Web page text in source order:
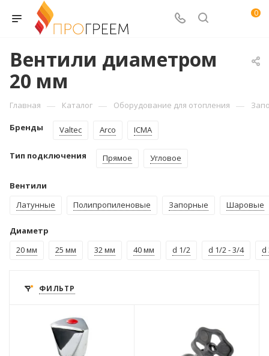
0
Вентили диаметром
20 мм
Главная — Каталог — Оборудование для отопления —
Бренды Valtec Arco ICMA
Тип подключения Прямое Угловое
Вентили
Латунные
Полипропиленовые Запорные Шаровые
Диаметр
20 мм
25 мм 32 мм 40 мм d 1/2 d 1/2 - 3/4 d
ФИЛЬТР